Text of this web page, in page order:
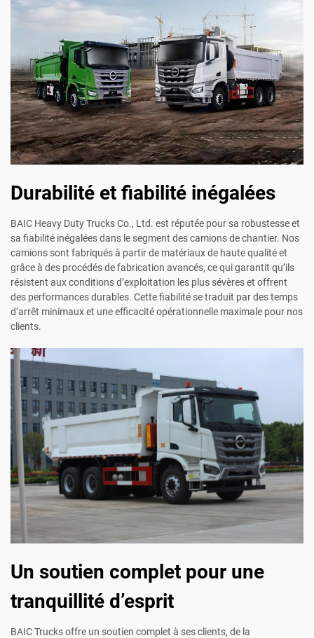
Durabilité et fiabilité inégalées
BAIC Heavy Duty Trucks Co., Ltd. est réputée pour sa robustesse et
sa fiabilité inégalées dans le segment des camions de chantier. Nos
camions sont fabriqués à partir de matériaux de haute qualité et
grâce à des procédés de fabrication avancés, ce qui garantit qu’ils
résistent aux conditions d’exploitation les plus sévères et offrent
des performances durables. Cette fiabilité se traduit par des temps
d’arrêt minimaux et une efficacité opérationnelle maximale pour nos
clients.
Un soutien complet pour une
tranquillité d’esprit
BAIC Trucks offre un soutien complet à ses clients, de la